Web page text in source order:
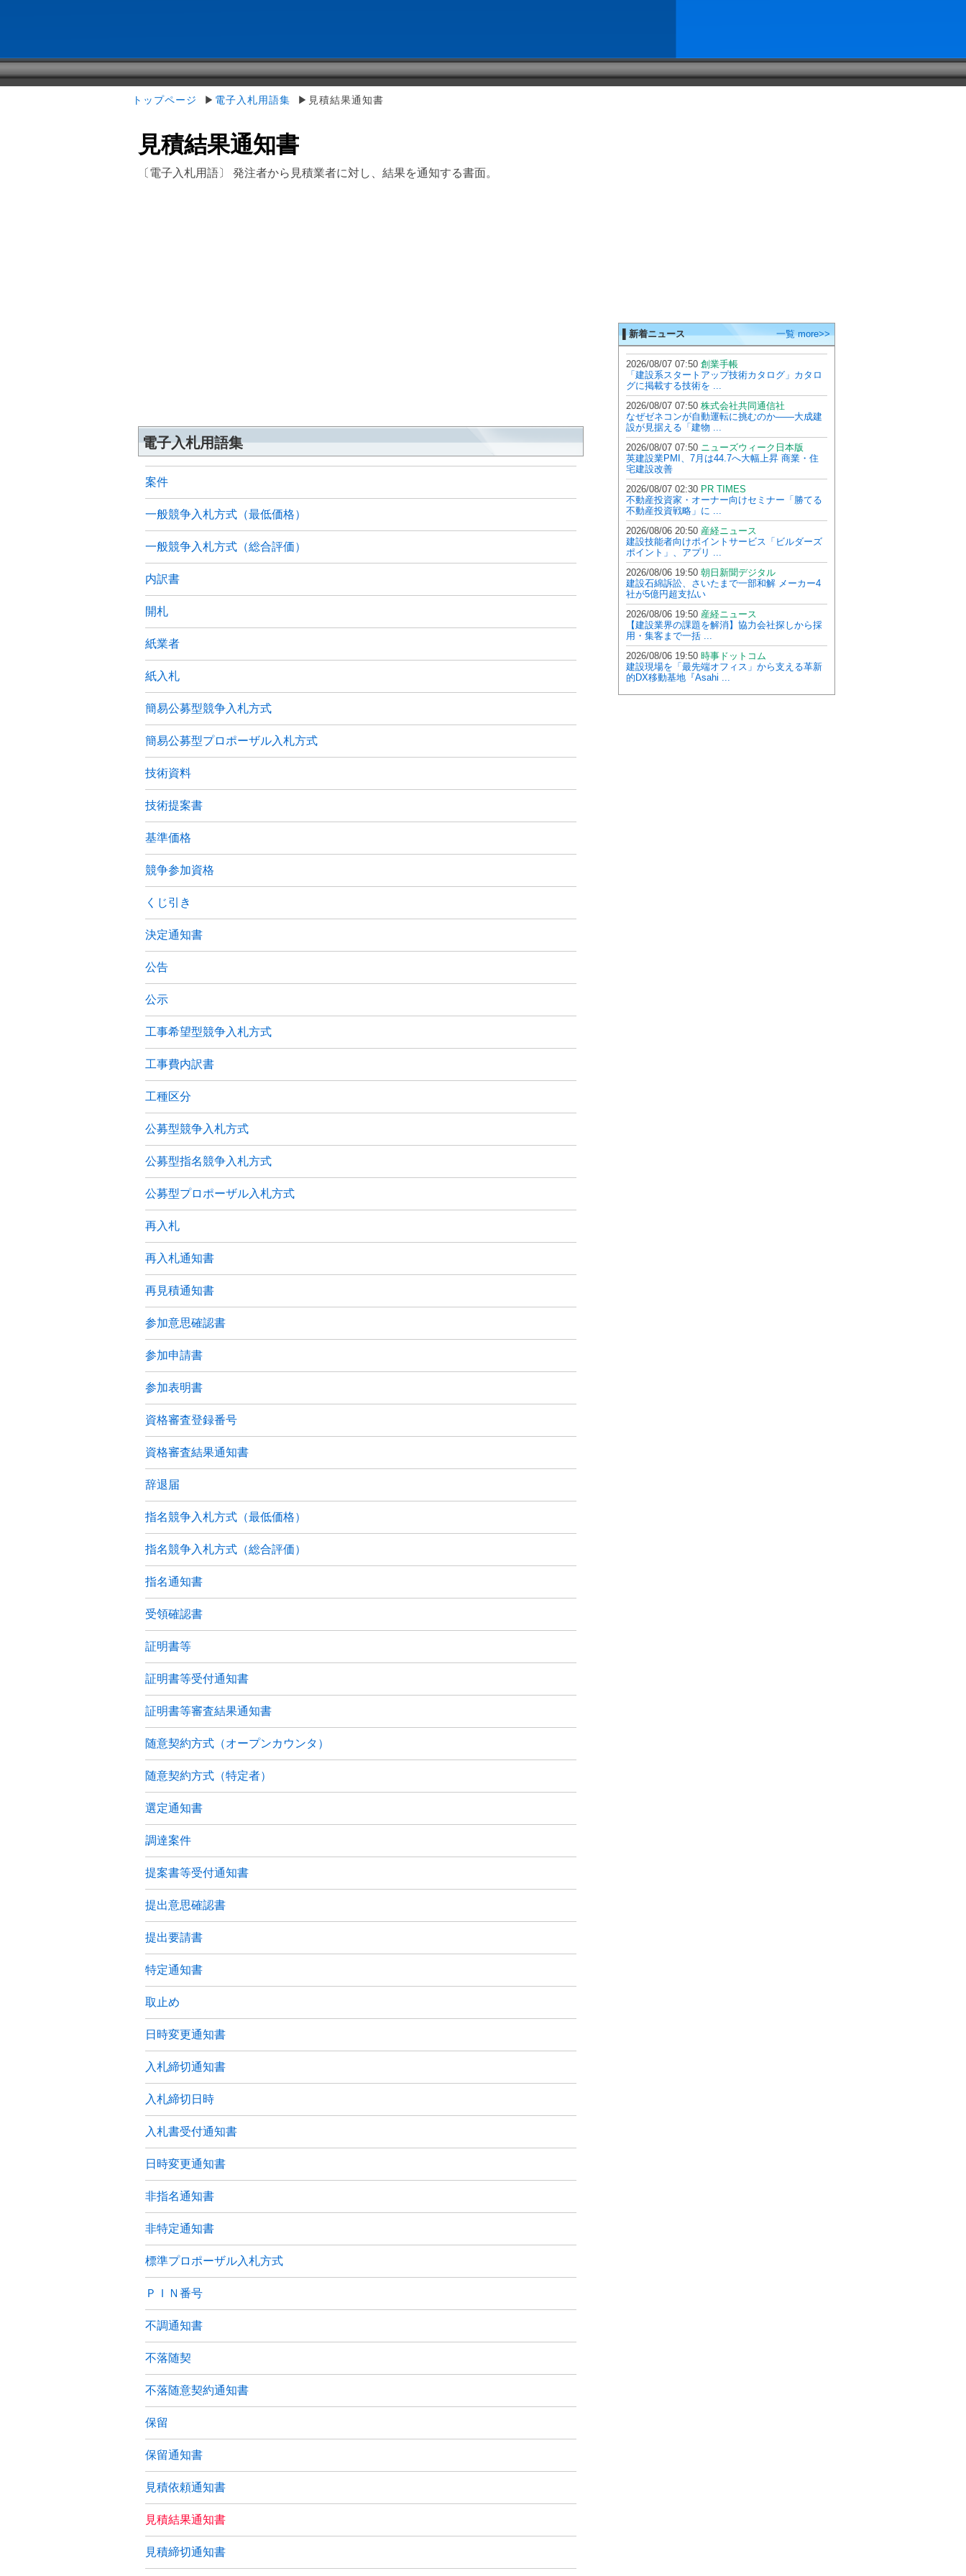
トップページ ▶ 電子入札用語集 ▶見積結果通知書
見積結果通知書
〔電子入札用語〕 発注者から見積業者に対し、結果を通知する書面。
電子入札用語集
案件
一般競争入札方式（最低価格）
一般競争入札方式（総合評価）
内訳書
開札
紙業者
紙入札
簡易公募型競争入札方式
簡易公募型プロポーザル入札方式
技術資料
技術提案書
基準価格
競争参加資格
くじ引き
決定通知書
公告
公示
工事希望型競争入札方式
工事費内訳書
工種区分
公募型競争入札方式
公募型指名競争入札方式
公募型プロポーザル入札方式
再入札
再入札通知書
再見積通知書
参加意思確認書
参加申請書
参加表明書
資格審査登録番号
資格審査結果通知書
辞退届
指名競争入札方式（最低価格）
指名競争入札方式（総合評価）
指名通知書
受領確認書
証明書等
証明書等受付通知書
証明書等審査結果通知書
随意契約方式（オープンカウンタ）
随意契約方式（特定者）
選定通知書
調達案件
提案書等受付通知書
提出意思確認書
提出要請書
特定通知書
取止め
日時変更通知書
入札締切通知書
入札締切日時
入札書受付通知書
日時変更通知書
非指名通知書
非特定通知書
標準プロポーザル入札方式
ＰＩＮ番号
不調通知書
不落随契
不落随意契約通知書
保留
保留通知書
見積依頼通知書
見積結果通知書
見積締切通知書
▌新着ニュース 一覧 more>>
2026/08/07 07:50 創業手帳
「建設系スタートアップ技術カタログ」カタロ
グに掲載する技術を ...
2026/08/07 07:50 株式会社共同通信社
なぜゼネコンが自動運転に挑むのか――大成建
設が見据える「建物 ...
2026/08/07 07:50 ニューズウィーク日本版
英建設業PMI、7月は44.7へ大幅上昇 商業・住
宅建設改善
2026/08/07 02:30 PR TIMES
不動産投資家・オーナー向けセミナー「勝てる
不動産投資戦略」に ...
2026/08/06 20:50 産経ニュース
建設技能者向けポイントサービス「ビルダーズ
ポイント」、アプリ ...
2026/08/06 19:50 朝日新聞デジタル
建設石綿訴訟、さいたまで一部和解 メーカー4
社が5億円超支払い
2026/08/06 19:50 産経ニュース
【建設業界の課題を解消】協力会社探しから採
用・集客まで一括 ...
2026/08/06 19:50 時事ドットコム
建設現場を「最先端オフィス」から支える革新
的DX移動基地『Asahi ...